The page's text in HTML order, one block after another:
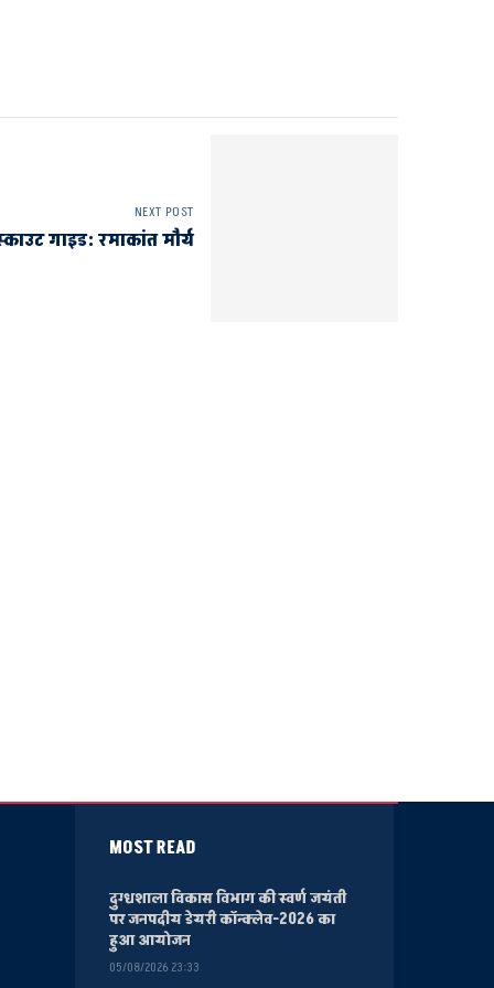
NEXT POST
गाइड: रमाकांत मौर्य
MOST READ
दुग्धशाला विकास विभाग की स्वर्ण जयंती
पर जनपदीय डेयरी कॉन्क्लेव-2026 का
हुआ आयोजन
05/08/2026 23:33